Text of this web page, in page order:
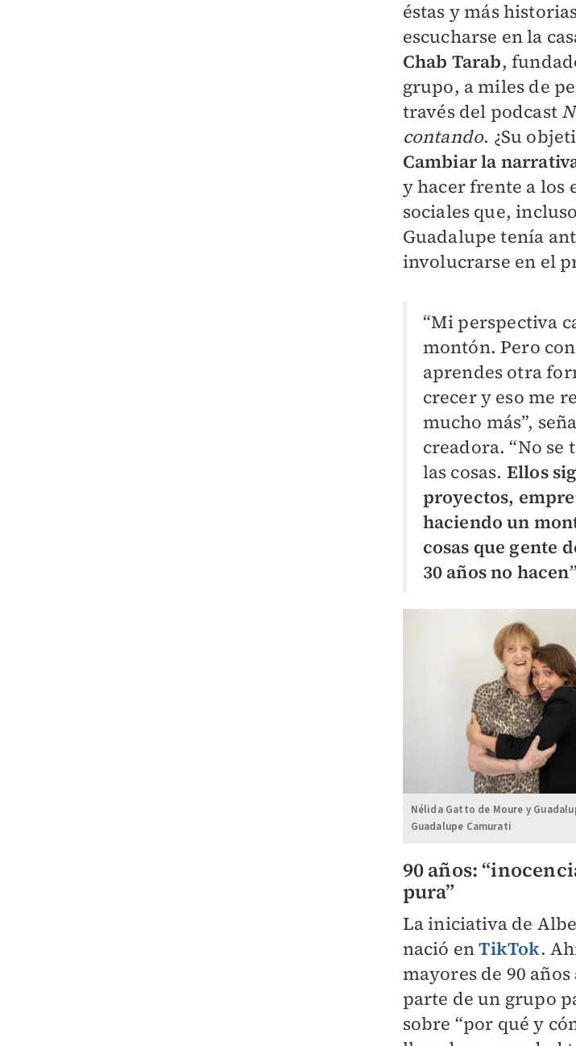
éstas y más
escucharse en la
Chab Tarab,
grupo, a miles de
través del podcast
contando. ¿Su
Cambiar la
y hacer frente a los
sociales que,
Guadalupe tenía
involucrarse en el
“Mi perspectiva
montón. Pero
aprendes otra
crecer y eso me
mucho más”,
creadora. “No se
las cosas. Ellos
proyectos,
haciendo un
cosas que gente
30 años no hacen
Nélida Gatto de Moure y
Guadalupe Camurati
90 años:
pura”
La iniciativa de
nació enTikTok.
mayores de 90
parte de un grupo
sobre “por qué y